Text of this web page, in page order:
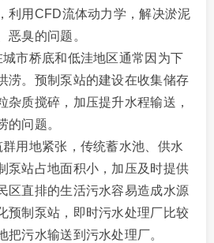
利用CFD流体动力学，解决淤泥
恶臭的问题。
市桥底和低洼地区通常因为下
涝。预制泵站的建设在收集储存
杂质搅碎，加压提升水程输送，
的问题。
用地紧张，传统蓄水池、供水
泵站占地面积小，加压及时提供
区直排的生活污水容易造成水源
预制泵站，即时污水处理厂比较
把污水输送到污水处理厂。